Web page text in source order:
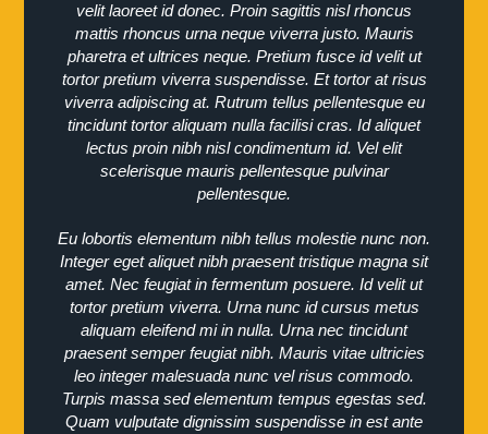
velit laoreet id donec. Proin sagittis nisl rhoncus
mattis rhoncus urna neque viverra justo. Mauris
pharetra et ultrices neque. Pretium fusce id velit ut
tortor pretium viverra suspendisse. Et tortor at risus
viverra adipiscing at. Rutrum tellus pellentesque eu
tincidunt tortor aliquam nulla facilisi cras. Id aliquet
lectus proin nibh nisl condimentum id. Vel elit
scelerisque mauris pellentesque pulvinar
pellentesque.
Eu lobortis elementum nibh tellus molestie nunc non.
Integer eget aliquet nibh praesent tristique magna sit
amet. Nec feugiat in fermentum posuere. Id velit ut
tortor pretium viverra. Urna nunc id cursus metus
aliquam eleifend mi in nulla. Urna nec tincidunt
praesent semper feugiat nibh. Mauris vitae ultricies
leo integer malesuada nunc vel risus commodo.
Turpis massa sed elementum tempus egestas sed.
Quam vulputate dignissim suspendisse in est ante